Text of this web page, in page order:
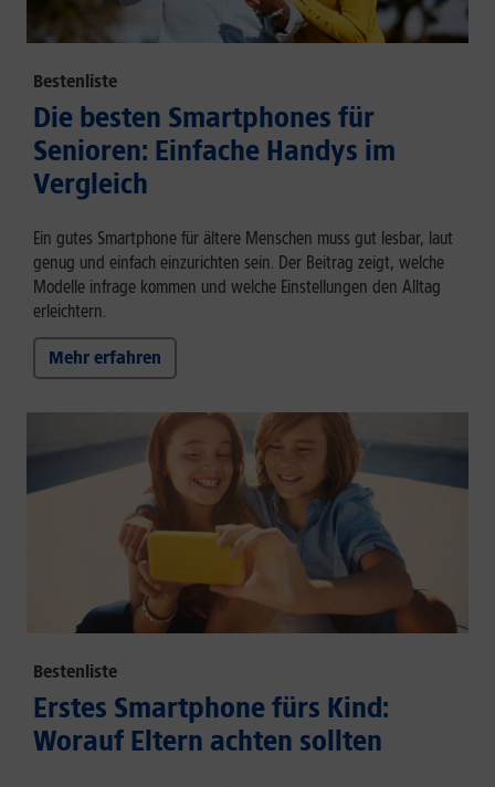
Bestenliste
Die besten Smartphones für
Senioren: Einfache Handys im
Vergleich
Ein gutes Smartphone für ältere Menschen muss gut lesbar, laut
genug und einfach einzurichten sein. Der Beitrag zeigt, welche
Modelle infrage kommen und welche Einstellungen den Alltag
erleichtern.
Mehr erfahren
Bestenliste
Erstes Smartphone fürs Kind:
Worauf Eltern achten sollten